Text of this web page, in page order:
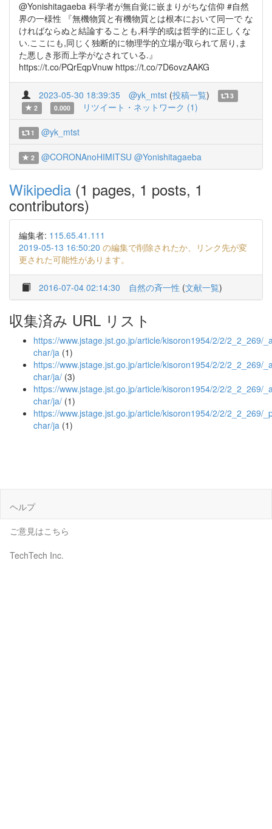
@Yonishitagaeba 科学者が無自覚に嵌まりがちな信仰 #自然
界の一様性 『無機物質と有機物質とは根本において同一で な
ければならぬと結論することも,科学的或は哲学的に正しくな
い.ここにも,同じく独断的に物理学的立場が取られて居り,ま
た悪しき形而上学がなされている.』
https://t.co/PQrEqpVnuw https://t.co/7D6ovzAAKG
2023-05-30 18:39:35 @yk_mtst (投稿一覧)
3
2
0.000 リツイート・ネットワーク (1)
1 @yk_mtst
2 @CORONAnoHIMITSU @Yonishitagaeba
Wikipedia (1 pages, 1 posts, 1
contributors)
編集者: 115.65.41.111
2019-05-13 16:50:20 の編集で削除されたか、リンク先が変
更された可能性があります。
2016-07-04 02:14:30 自然の斉一性 (文献一覧)
収集済み URL リスト
https://www.jstage.jst.go.jp/article/kisoron1954/2/2/2_2_269/
char/ja (1)
https://www.jstage.jst.go.jp/article/kisoron1954/2/2/2_2_269/
char/ja/ (3)
https://www.jstage.jst.go.jp/article/kisoron1954/2/2/2_2_269/
char/ja/ (1)
https://www.jstage.jst.go.jp/article/kisoron1954/2/2/2_2_269/
char/ja (1)
ヘルプ
ご意見はこちら
TechTech Inc.